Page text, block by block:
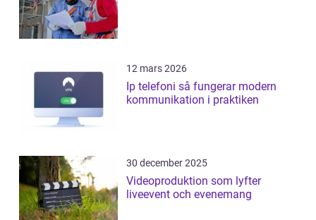
12 mars 2026
Ip telefoni så fungerar modern
kommunikation i praktiken
30 december 2025
Videoproduktion som lyfter
liveevent och evenemang